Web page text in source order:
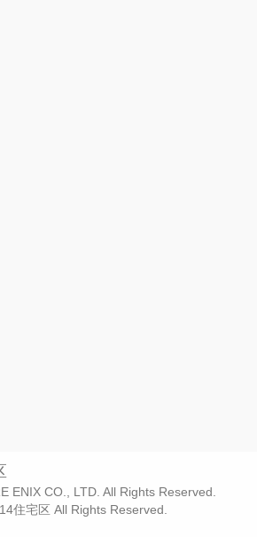
ENIX CO., LTD. All Rights Reserved.
宅区 All Rights Reserved.